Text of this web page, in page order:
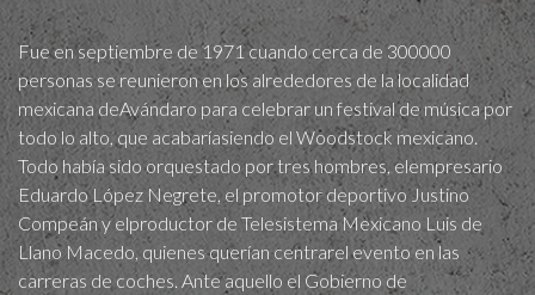
Fue en septiembre de 1971 cuando cerca de 300000
personas se reunieron en los alrededores de la localidad
mexicana deAvándaro para celebrar un festival de música por
todo lo alto, que acabaríasiendo el Woodstock mexicano.
Todo había sido orquestado por tres hombres, elempresario
Eduardo López Negrete, el promotor deportivo Justino
Compeán y elproductor de Telesistema Mexicano Luis de
Llano Macedo, quienes querían centrarel evento en las
carreras de coches. Ante aquello el Gobierno de